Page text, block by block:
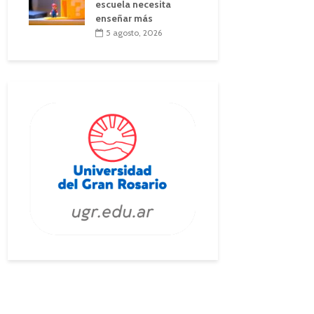
escuela necesita
enseñar más
5 agosto, 2026